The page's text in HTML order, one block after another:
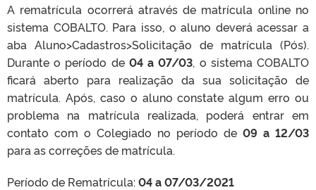
A rematrícula ocorrerá através de matrícula online no
sistema COBALTO. Para isso, o aluno deverá acessar a
aba Aluno>Cadastros>Solicitação de matrícula (Pós).
Durante o período de 04 a 07/03, o sistema COBALTO
ficará aberto para realização da sua solicitação de
matrícula. Após, caso o aluno constate algum erro ou
problema na matrícula realizada, poderá entrar em
contato com o Colegiado no período de 09 a 12/03
para as correções de matrícula.
Período de Rematrícula:04 a 07/03/2021